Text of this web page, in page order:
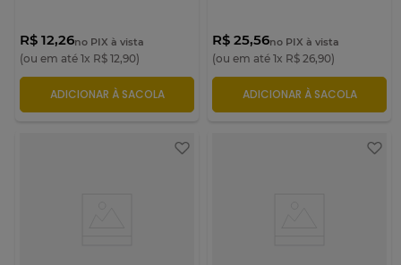
R$ 12,26no PIX à vista
(ou em até 1x R$ 12,90)
ADICIONAR À SACOLA
R$ 25,56no PIX à vista
(ou em até 1x R$ 26,90)
ADICIONAR À SACOLA